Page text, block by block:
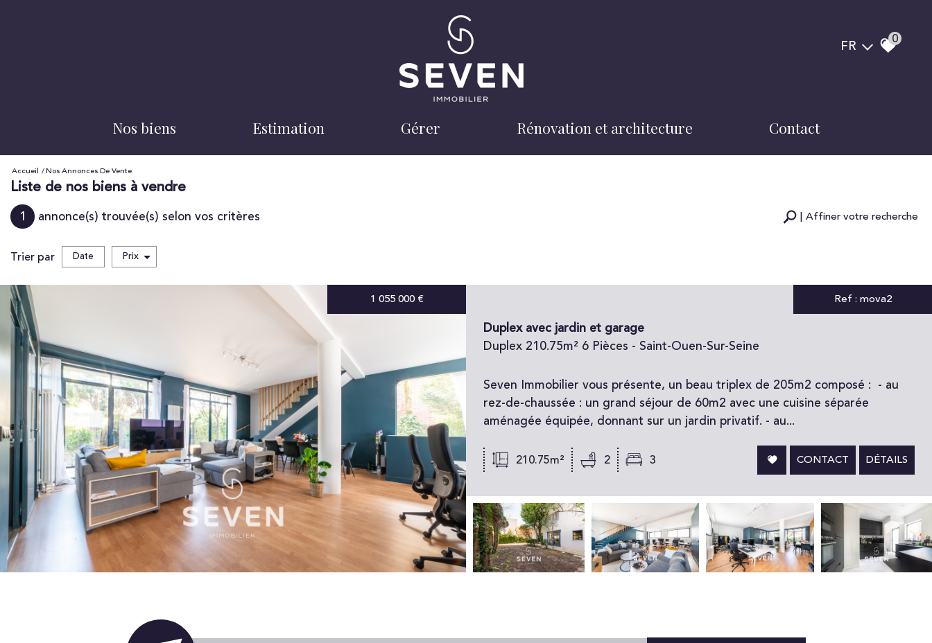
FR 0
nos biens
achats
biens vendus
biens loués
estimation gérer rénovation et architecture contact
Accueil Nos Annonces De Vente
Liste de nos biens à vendre
1 annonce(s) trouvée(s) selon vos critères Affiner votre recherche
Vente
10KM + de critères
Trier par Date Prix
1 055 000€ Ref : mova2
Duplex avec jardin et garage
Duplex 210.75m² 6 Pièces - Saint-Ouen-Sur-Seine
Seven Immobilier vous présente, un beau triplex de 205m2 composé : - au
rez-de-chaussée : un grand séjour de 60m2 avec une cuisine séparée
aménagée équipée, donnant sur un jardin privatif. - au...
210.75m² 2 3 CONTACT DÉTAILS